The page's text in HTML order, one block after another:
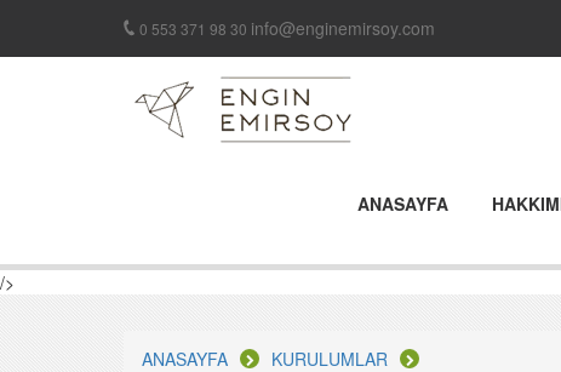
0 553 371 98 30 info@enginemirsoy.com
ANASAYFA
/>
ANASAYFA KURULUMLAR